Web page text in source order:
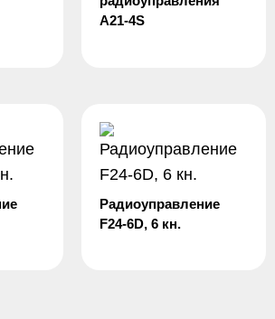
А21-4S
Радиоуправление
F24-6D, 6 кн.